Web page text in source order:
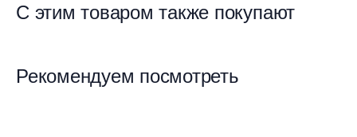
С этим товаром также покупают
Рекомендуем посмотреть